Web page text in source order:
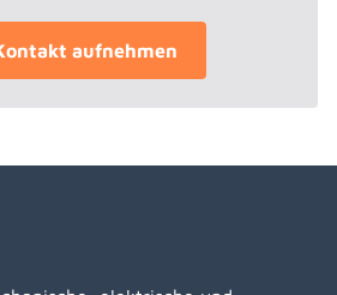
aufnehmen